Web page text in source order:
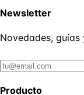
Newsletter
Novedades,
Producto